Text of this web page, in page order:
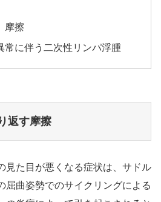
摩擦
常に伴う二次性リンパ浮腫
返す摩擦
見た目が悪くなる症状は、サドル
屈曲姿勢でのサイクリングによる